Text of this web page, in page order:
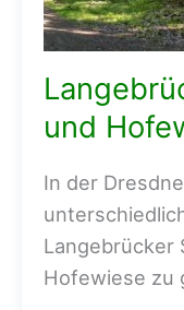
und
In der
Langebrücker
Hofewiese zu